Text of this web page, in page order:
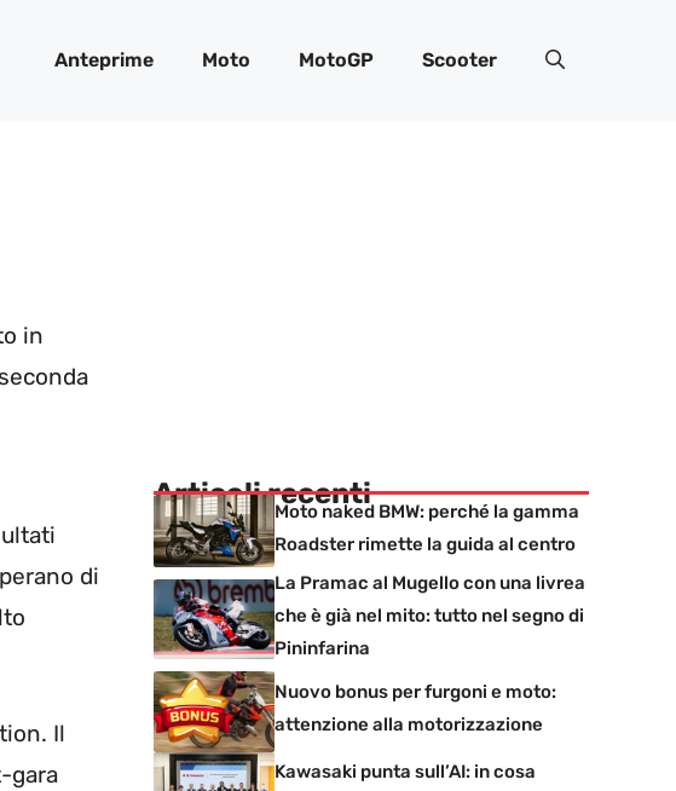
Anteprime Moto MotoGP Scooter
in
di
Il
gara
Articoli recenti
Moto naked BMW: perché la gamma
Roadster rimette la guida al centro
La Pramac al Mugello con una livrea
che è già nel mito: tutto nel segno di
Pininfarina
Nuovo bonus per furgoni e moto:
attenzione alla motorizzazione
Kawasaki punta sull’AI: in cosa